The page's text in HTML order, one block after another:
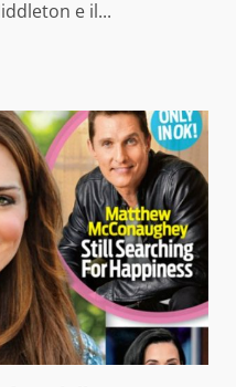
e il...